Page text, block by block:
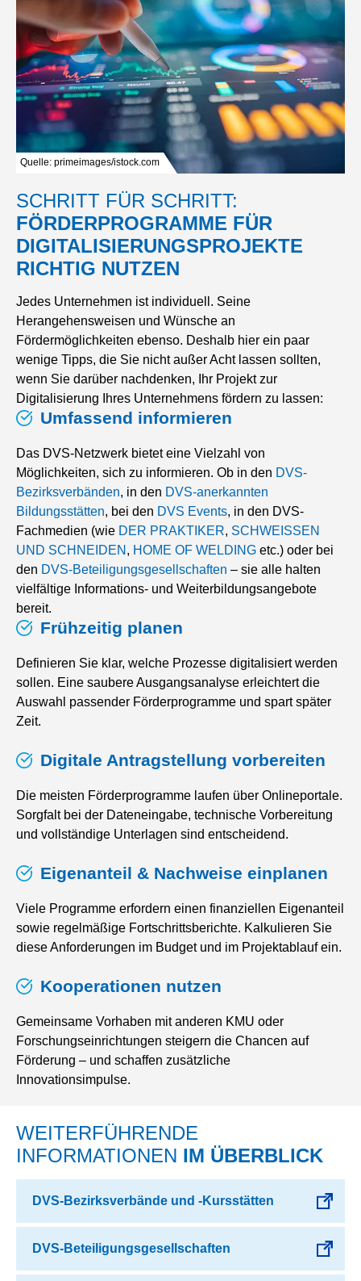
Quelle: primeimages/istock.com
SCHRITT FÜR SCHRITT:
FÖRDERPROGRAMME FÜR
DIGITALISIERUNGSPROJEKTE
RICHTIG NUTZEN
Jedes Unternehmen ist individuell. Seine
Herangehensweisen und Wünsche an
Fördermöglichkeiten ebenso. Deshalb hier ein paar
wenige Tipps, die Sie nicht außer Acht lassen sollten,
wenn Sie darüber nachdenken, Ihr Projekt zur
Digitalisierung Ihres Unternehmens fördern zu lassen:
Umfassend informieren
Das DVS-Netzwerk bietet eine Vielzahl von
Möglichkeiten, sich zu informieren. Ob in den DVS-
Bezirksverbänden, in den DVS-anerkannten
Bildungsstätten, bei den DVS Events, in den DVS-
Fachmedien (wie DER PRAKTIKER, SCHWEISSEN
UND SCHNEIDEN , HOME OF WELDING etc.) oder bei
den DVS-Beteiligungsgesellschaften – sie alle halten
vielfältige Informations- und Weiterbildungsangebote
bereit.
Frühzeitig planen
Definieren Sie klar, welche Prozesse digitalisiert werden
sollen. Eine saubere Ausgangsanalyse erleichtert die
Auswahl passender Förderprogramme und spart später
Zeit.
Digitale Antragstellung vorbereiten
Die meisten Förderprogramme laufen über Onlineportale.
Sorgfalt bei der Dateneingabe, technische Vorbereitung
und vollständige Unterlagen sind entscheidend.
Eigenanteil & Nachweise einplanen
Viele Programme erfordern einen finanziellen Eigenanteil
sowie regelmäßige Fortschrittsberichte. Kalkulieren Sie
diese Anforderungen im Budget und im Projektablauf ein.
Kooperationen nutzen
Gemeinsame Vorhaben mit anderen KMU oder
Forschungseinrichtungen steigern die Chancen auf
Förderung – und schaffen zusätzliche
Innovationsimpulse.
WEITERFÜHRENDE
INFORMATIONEN IM ÜBERBLICK
DVS-Bezirksverbände und -Kursstätten
DVS-Beteiligungsgesellschaften